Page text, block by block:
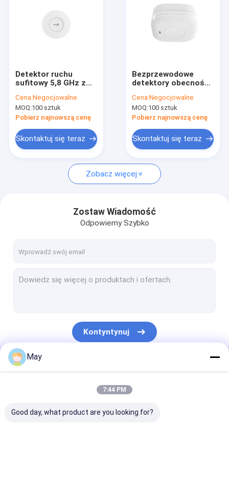
Pokaz VR
Nowości
Poproś o wycenę
Czujnik ruchu mikrofalowego
Czujnik ruchu Pir
Czujnik funkcji włączony
Detektor ruchu
sufitowy 5,8 GHz z
zdalnego sterowania,
przeznaczony do
korytarzy
Cena:Negocjowalne
MOQ:100 sztuk
Pobierz najnowszą cenę
Skontaktuj się teraz
Bezprzewodowe
detektory obecności
Automatyczne
sterowanie
oświetleniem
obecności i jasności
Cena:Negocjowalne
MOQ:100 sztuk
Pobierz najnowszą cenę
Skontaktuj się teraz
Zobacz więcej
Zostaw Wiadomość
Odpowiemy Szybko
Kontyntynuj
Nasze Kategorie
May
7:44 PM
Good day, what product are you looking for?